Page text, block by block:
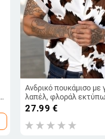
Ανδρικό πουκάμισο με
λαπέλ, φλοράλ
μανίκια, πολυεστέρας
χαλαρή γραμμή
27.99 €